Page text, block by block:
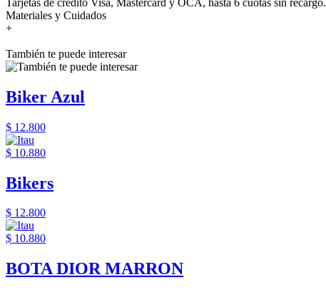
Materiales y Cuidados
+
También te puede interesar
Biker Azul
$ 12.800
$ 10.880
Bikers
$ 12.800
$ 10.880
BOTA DIOR MARRON